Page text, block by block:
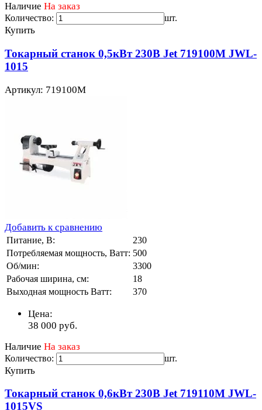
Наличие На заказ
Количество: шт.
Купить
Токарный станок 0,5кВт 230В Jet 719100M JWL-
1015
Артикул: 719100M
Добавить к сравнению
Питание, В:
230
Потребляемая мощность, Ватт: 500
Об/мин:
3300
Рабочая ширина, см:
18
Выходная мощность Ватт:
370
Цена:
38 000 руб.
Наличие На заказ
Количество: шт.
Купить
Токарный станок 0,6кВт 230В Jet 719110M JWL-
1015VS